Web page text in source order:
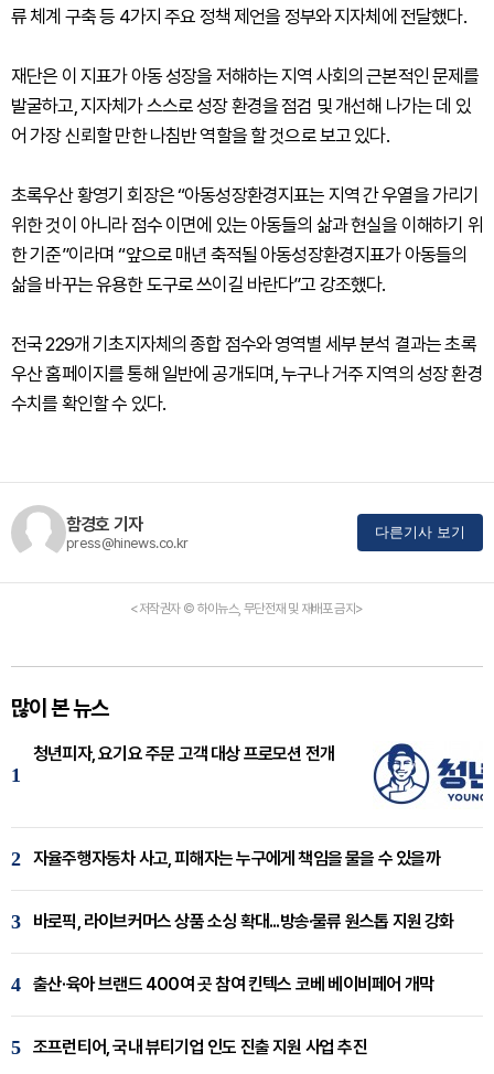
류 체계 구축 등 4가지 주요 정책 제언을 정부와 지자체에 전달했다.
재단은 이 지표가 아동 성장을 저해하는 지역 사회의 근본적인 문제를
발굴하고, 지자체가 스스로 성장 환경을 점검 및 개선해 나가는 데 있
어 가장 신뢰할 만한 나침반 역할을 할 것으로 보고 있다.
초록우산 황영기 회장은 “아동성장환경지표는 지역 간 우열을 가리기
위한 것이 아니라 점수 이면에 있는 아동들의 삶과 현실을 이해하기 위
한 기준”이라며 “앞으로 매년 축적될 아동성장환경지표가 아동들의
삶을 바꾸는 유용한 도구로 쓰이길 바란다”고 강조했다.
전국 229개 기초지자체의 종합 점수와 영역별 세부 분석 결과는 초록
우산 홈페이지를 통해 일반에 공개되며, 누구나 거주 지역의 성장 환경
수치를 확인할 수 있다.
함경호 기자
press@hinews.co.kr
다른기사 보기
<저작권자 © 하이뉴스, 무단전재 및 재배포 금지>
많이 본 뉴스
1
청년피자, 요기요 주문 고객 대상 프로모션 전개
2 자율주행자동차 사고, 피해자는 누구에게 책임을 물을 수 있을까
3 바로픽, 라이브커머스 상품 소싱 확대...방송·물류 원스톱 지원 강화
4 출산·육아 브랜드 400여 곳 참여 킨텍스 코베 베이비페어 개막
5 조프런티어, 국내 뷰티기업 인도 진출 지원 사업 추진